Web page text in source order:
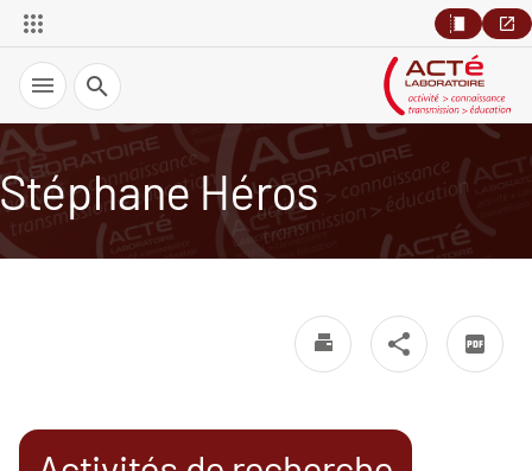
Recherche
Stéphane Héros